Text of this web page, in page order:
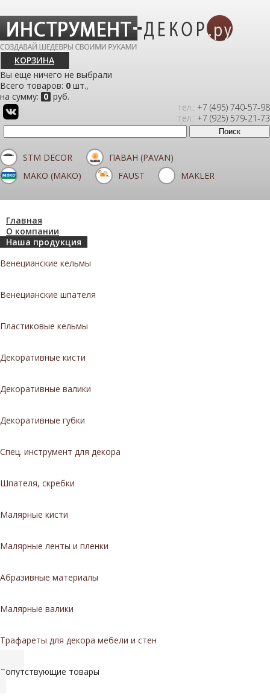
КОРЗИНА
Вы еще ничего не выбрали
Всего товаров: 0 шт.,
на сумму: 0 руб.
тел.: +7 (495) 740-57-98
тел.: +7 (925) 579-21-73
STM DECOR
ПАВАН (PAVAN)
МАКО (MAKO)
FAUST MAKLER
Главная
О компании
Наша продукция
Венецианские кельмы
Венецианские шпателя
Пластиковые кельмы
Декоративные кисти
Декоративные валики
Декоративные губки
Спец. инструмент для декора
Шпателя, скребки
Малярные кисти
Малярные ленты и пленки
Абразивные материалы
Малярные валики
Трафареты для декора мебели и стен
Сопутствующие товары